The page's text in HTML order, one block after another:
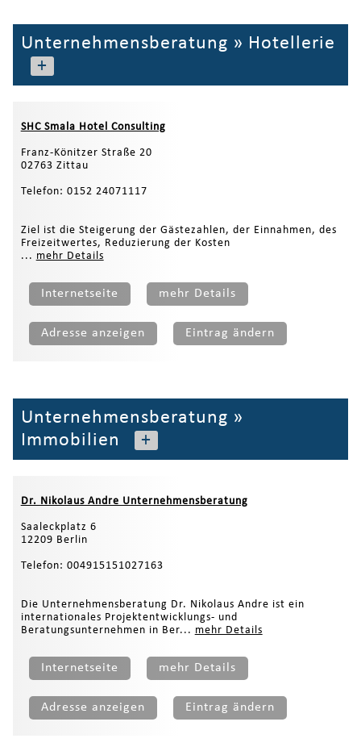
Unternehmensberatung » Hotellerie
+
SHC Smala Hotel Consulting
Franz-Könitzer Straße 20
02763 Zittau
Telefon: 0152 24071117
Ziel ist die Steigerung der Gästezahlen, der Einnahmen, des
Freizeitwertes, Reduzierung der Kosten
... mehr Details
Internetseite mehr Details
Adresse anzeigen Eintrag ändern
Unternehmensberatung »
Immobilien
+
Dr. Nikolaus Andre Unternehmensberatung
Saaleckplatz 6
12209 Berlin
Telefon: 004915151027163
Die Unternehmensberatung Dr. Nikolaus Andre ist ein
internationales Projektentwicklungs- und
Beratungsunternehmen in Ber... mehr Details
Internetseite mehr Details
Adresse anzeigen Eintrag ändern